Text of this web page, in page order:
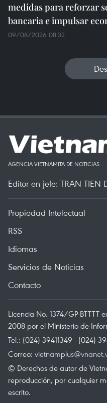
medidas para reforzar
bancaria e impulsar
09/08/2026 08:32
AGENCIA VIETNAMITA DE NOTICIAS
Editor en jefe: TRAN TIEN
Propiedad Intelectual
RSS
Idiomas
Servicios de Noticias
Contacto
Licencia No. 1374/GP-BTTTT
2008 por el Ministerio de
Tel.: (024) 39411349 - (024)
Correo:
© Derechos de autor de
reproducción, por cualquier
escrito.